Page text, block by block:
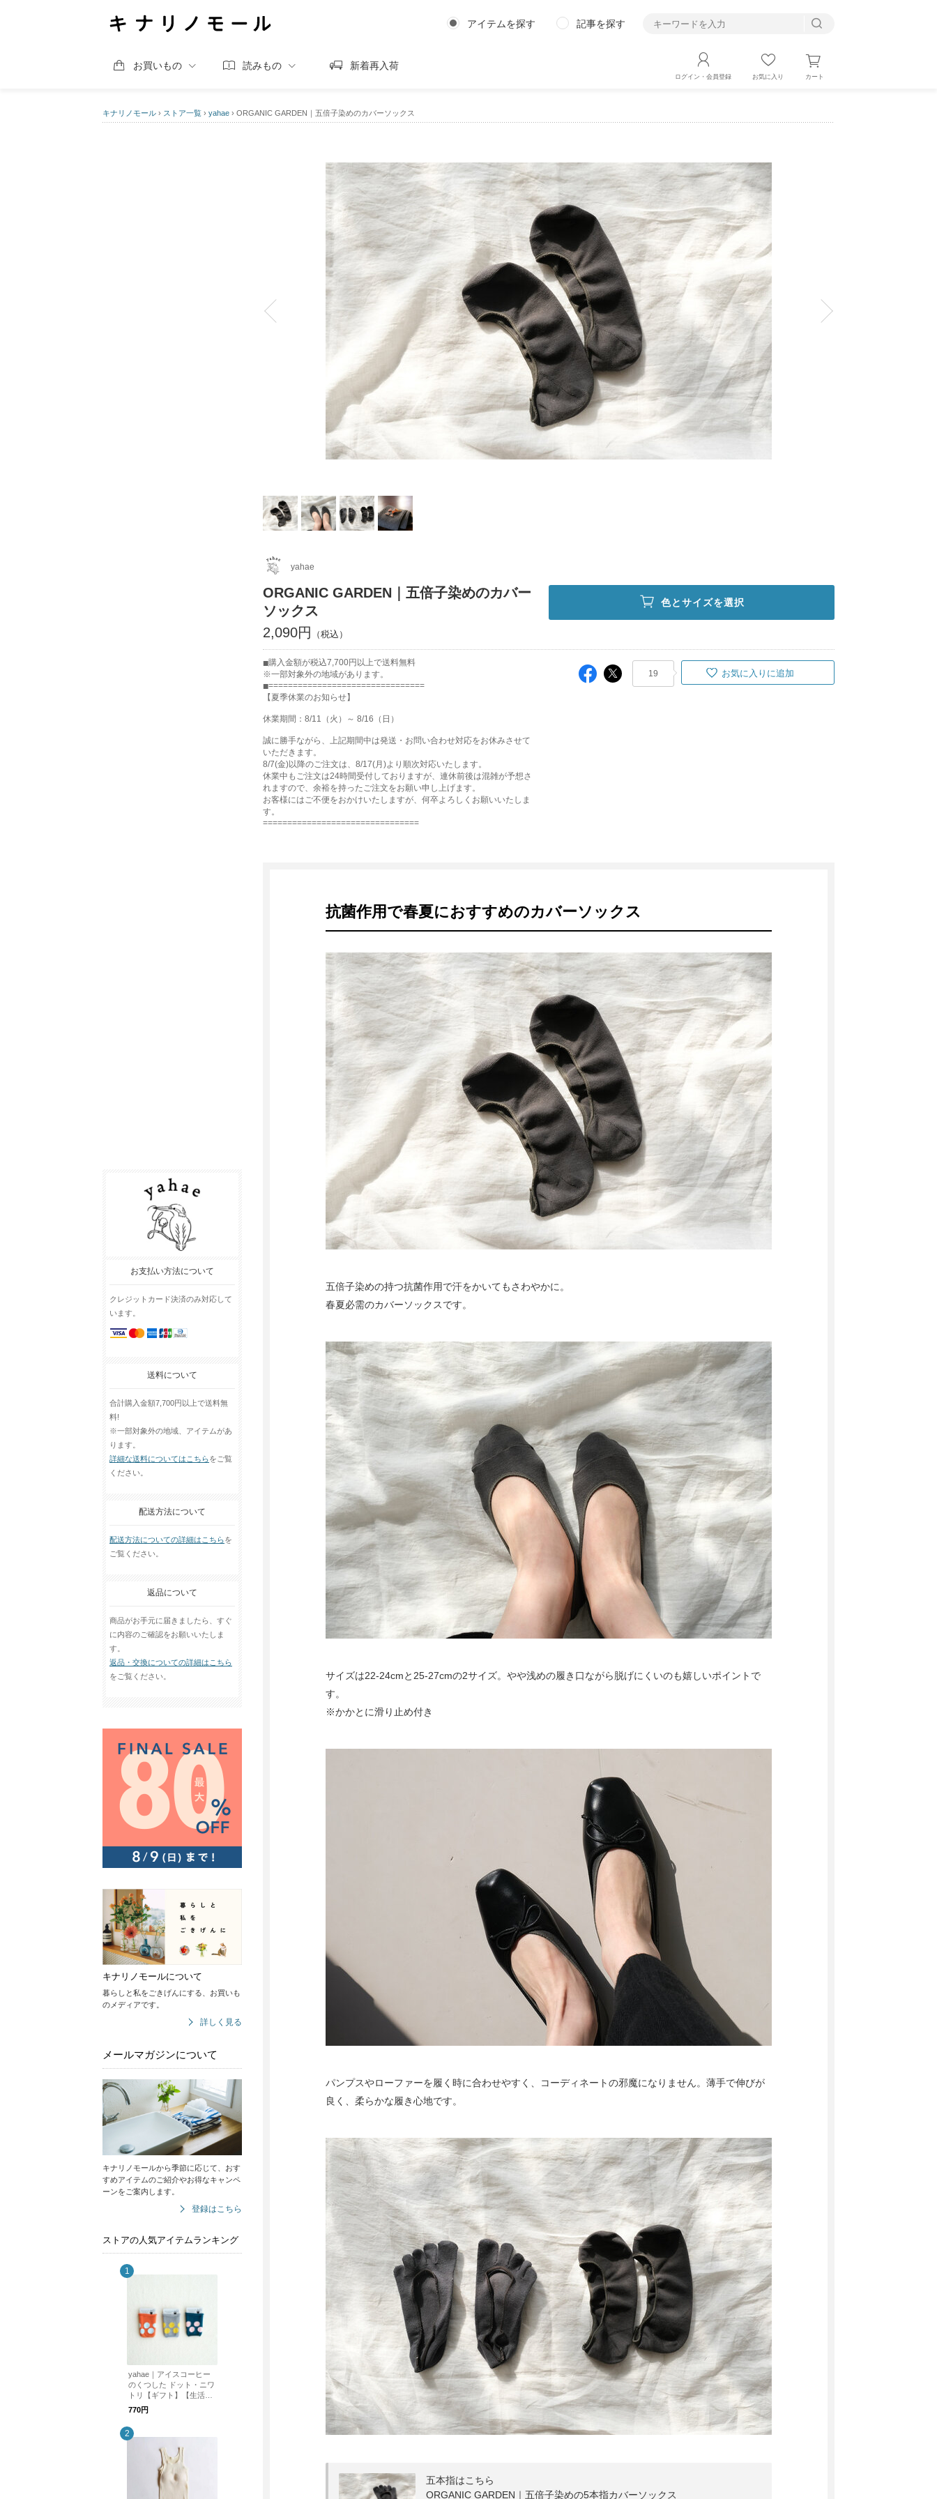
アイテムを探す 記事を探す
お買いもの 読みもの 新着再入荷
ログイン・会員登録 お気に入り カート
キナリノモール › ストア一覧 › yahae › ORGANIC GARDEN｜五倍子染めのカバーソックス
お支払い方法について
クレジットカード決済のみ対応して
います。
送料について
合計購入金額7,700円以上で送料無
料!
※一部対象外の地域、アイテムがあ
ります。
詳細な送料についてはこちらをご覧
ください。
配送方法について
配送方法についての詳細はこちらを
ご覧ください。
返品について
商品がお手元に届きましたら、すぐ
に内容のご確認をお願いいたしま
す。
返品・交換についての詳細はこちら
をご覧ください。
キナリノモールについて
暮らしと私をごきげんにする、お買いも
のメディアです。
詳しく見る
メールマガジンについて
キナリノモールから季節に応じて、おす
すめアイテムのご紹介やお得なキャンペ
ーンをご案内します。
登録はこちら
ストアの人気アイテムランキング
yahae｜アイスコーヒー
のくつした ドット・ニワ
トリ【ギフト】【生活雑
貨】
770円
yahae
ORGANIC GARDEN｜五倍子染めのカバー
ソックス
2,090円
色とサイズを選択
購入金額が税込7,700円以上で送料無料
※一部対象外の地域があります。
================================
【夏季休業のお知らせ】
休業期間：8/11（火）～ 8/16（日）
誠に勝手ながら、上記期間中は発送・お問い合わせ対応をお休みさせて
いただきます。
8/7(金)以降のご注文は、8/17(月)より順次対応いたします。
休業中もご注文は24時間受付しておりますが、連休前後は混雑が予想さ
れますので、余裕を持ったご注文をお願い申し上げます。
お客様にはご不便をおかけいたしますが、何卒よろしくお願いいたしま
す。
================================
19 お気に入りに追加
抗菌作用で春夏におすすめのカバーソックス
五倍子染めの持つ抗菌作用で汗をかいてもさわやかに。
春夏必需のカバーソックスです。
サイズは22-24cmと25-27cmの2サイズ。やや浅めの履き口ながら脱げにくいのも嬉しいポイントで
す。
※かかとに滑り止め付き
パンプスやローファーを履く時に合わせやすく、コーディネートの邪魔になりません。薄手で伸びが
良く、柔らかな履き心地です。
五本指はこちら
ORGANIC GARDEN｜五倍子染めの5本指カバーソックス